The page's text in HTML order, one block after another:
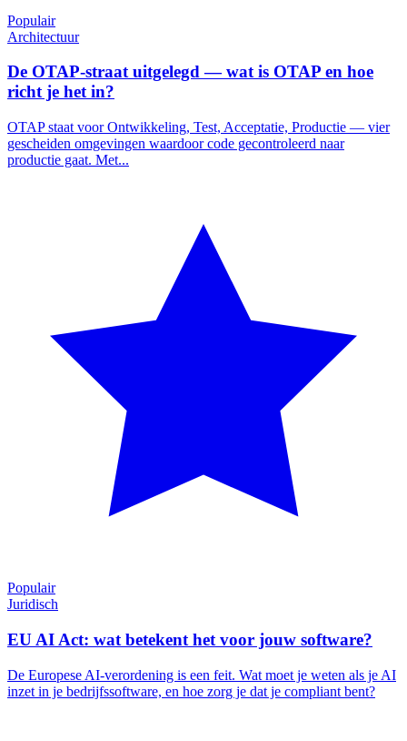
Populair
Architectuur
De OTAP-straat uitgelegd — wat is OTAP en hoe
richt je het in?
OTAP staat voor Ontwikkeling, Test, Acceptatie, Productie — vier
gescheiden omgevingen waardoor code gecontroleerd naar
productie gaat. Met...
Populair
Juridisch
EU AI Act: wat betekent het voor jouw software?
De Europese AI-verordening is een feit. Wat moet je weten als je AI
inzet in je bedrijfssoftware, en hoe zorg je dat je compliant bent?